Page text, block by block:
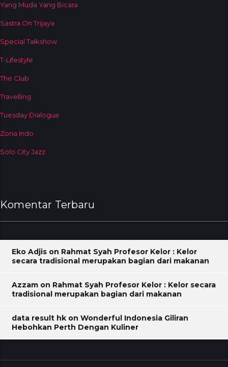
Yang Muda Yang Bicara
Sastra On Trijaya
Special Talkshow
T-Lifestyle
The Club
Travelling
Tuesday Dialogue
Zona Indo
Solo City Jazz
Komentar Terbaru
Eko Adjis on Rahmat Syah Profesor Kelor : Kelor
secara tradisional merupakan bagian dari makanan
Azzam on Rahmat Syah Profesor Kelor : Kelor secara
tradisional merupakan bagian dari makanan
data result hk on Wonderful Indonesia Giliran
Hebohkan Perth Dengan Kuliner